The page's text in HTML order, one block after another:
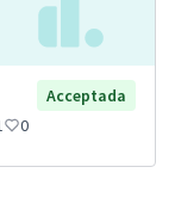
Acceptada
0